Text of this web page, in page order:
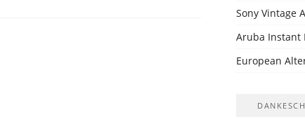
Sony Vintage
Aruba Instant
European